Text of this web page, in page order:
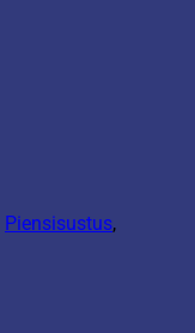
Piensisustus,